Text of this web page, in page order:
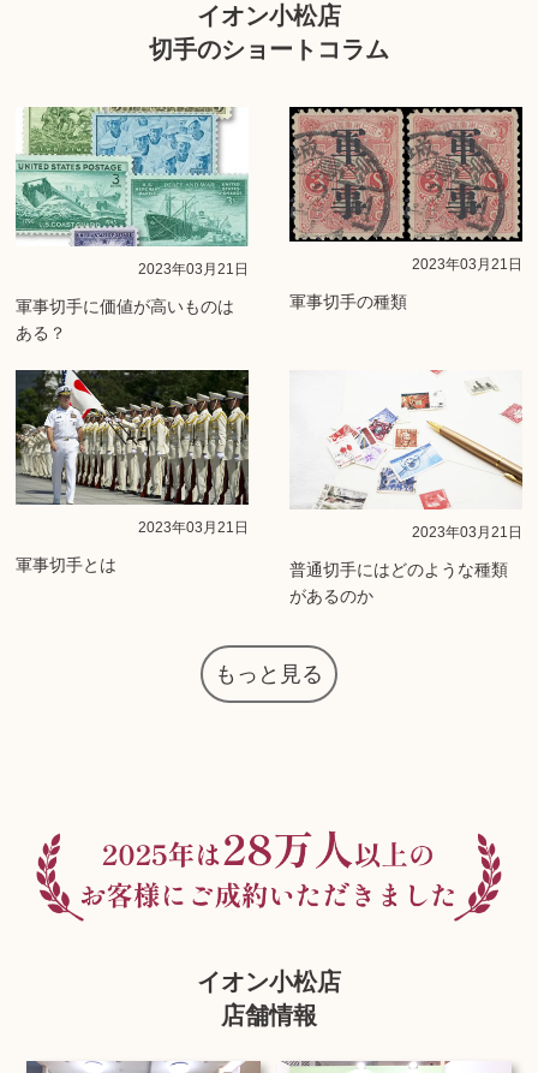
イオン小松店
切手のショートコラム
2023年03月21日
軍事切手に価値が高いものは
ある？
2023年03月21日
軍事切手の種類
2023年03月21日
軍事切手とは
2023年03月21日
普通切手にはどのような種類
があるのか
もっと見る
イオン小松店
店舗情報